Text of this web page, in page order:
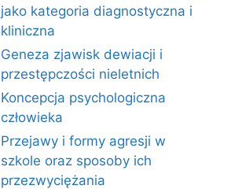
jako kategoria diagnostyczna i
kliniczna
Geneza zjawisk dewiacji i
przestępczości nieletnich
Koncepcja psychologiczna
człowieka
Przejawy i formy agresji w
szkole oraz sposoby ich
przezwyciężania